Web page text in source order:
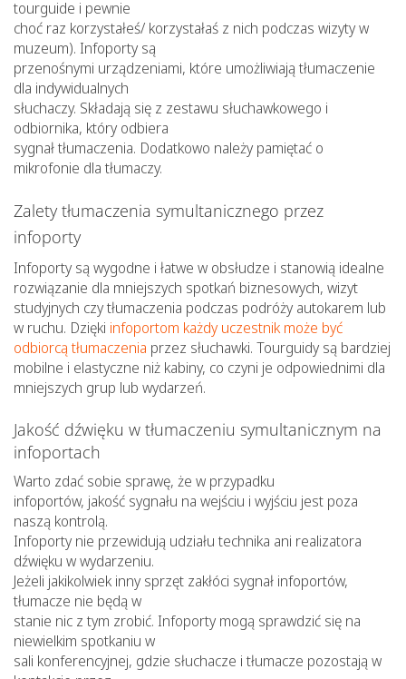
tourguide i pewnie
choć raz korzystałeś/ korzystałaś z nich podczas wizyty w
muzeum). Infoporty są
przenośnymi urządzeniami, które umożliwiają tłumaczenie
dla indywidualnych
słuchaczy. Składają się z zestawu słuchawkowego i
odbiornika, który odbiera
sygnał tłumaczenia. Dodatkowo należy pamiętać o
mikrofonie dla tłumaczy.
Zalety tłumaczenia symultanicznego przez
infoporty
Infoporty są wygodne i łatwe w obsłudze i stanowią idealne
rozwiązanie dla mniejszych spotkań biznesowych, wizyt
studyjnych czy tłumaczenia podczas podróży autokarem lub
w ruchu. Dzięki infoportom każdy uczestnik może być
odbiorcą tłumaczenia przez słuchawki. Tourguidy są bardziej
mobilne i elastyczne niż kabiny, co czyni je odpowiednimi dla
mniejszych grup lub wydarzeń.
Jakość dźwięku w tłumaczeniu symultanicznym na
infoportach
Warto zdać sobie sprawę, że w przypadku
infoportów, jakość sygnału na wejściu i wyjściu jest poza
naszą kontrolą.
Infoporty nie przewidują udziału technika ani realizatora
dźwięku w wydarzeniu.
Jeżeli jakikolwiek inny sprzęt zakłóci sygnał infoportów,
tłumacze nie będą w
stanie nic z tym zrobić. Infoporty mogą sprawdzić się na
niewielkim spotkaniu w
sali konferencyjnej, gdzie słuchacze i tłumacze pozostają w